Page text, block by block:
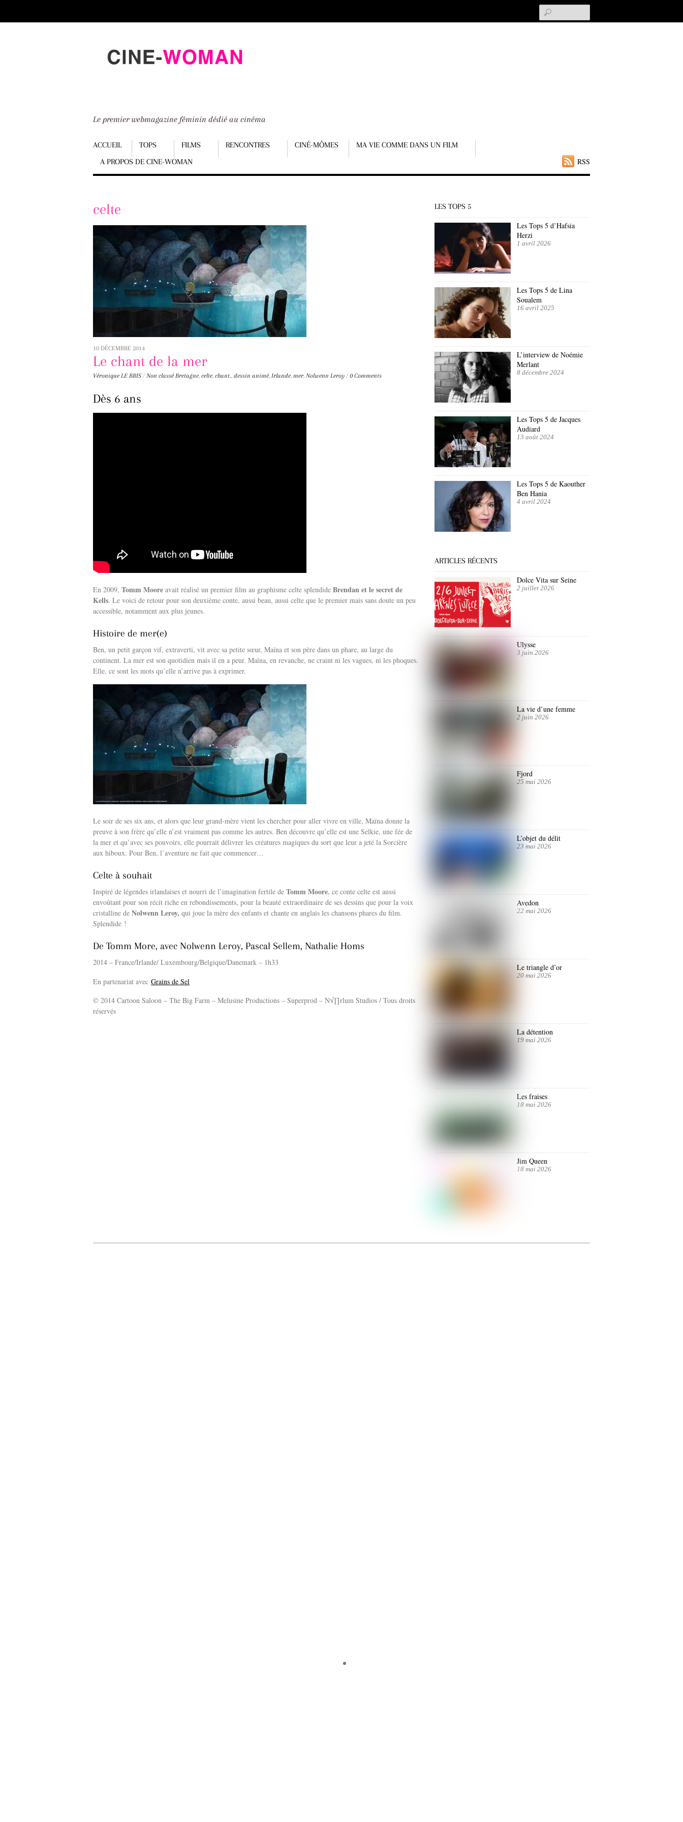
down
Le premier webmagazine féminin dédié au cinéma
RSS
Menu
ACCUEIL TOPS FILMS RENCONTRES CINÉ-MÔMES
MA VIE COMME DANS UN FILM
A PROPOS DE CINE-WOMAN
Scroll
content
celte
10 DÉCEMBRE 2014
Le chant de la mer
Véronique LE BRIS / Non classé Bretagne, celte, chant., dessin animé, Irlande, mer, Nolwenn Leroy / 0 Comments
Dès 6 ans
En 2009, Tomm Moore avait réalisé un premier film au graphisme celte splendide Brendan et le secret de
Kells. Le voici de retour pour son deuxième conte, aussi beau, aussi celte que le premier mais sans doute un peu
accessible, notamment aux plus jeunes.
Histoire de mer(e)
Ben, un petit garçon vif, extraverti, vit avec sa petite sœur, Maïna et son père dans un phare, au large du
continent. La mer est son quotidien mais il en a peur. Maïna, en revanche, ne craint ni les vagues, ni les phoques.
Elle, ce sont les mots qu’elle n’arrive pas à exprimer.
Le soir de ses six ans, et alors que leur grand-mère vient les chercher pour aller vivre en ville, Maïna donne la
preuve à son frère qu’elle n’est vraiment pas comme les autres. Ben découvre qu’elle est une Selkie, une fée de
la mer et qu’avec ses pouvoirs, elle pourrait délivrer les créatures magiques du sort que leur a jeté la Sorcière
aux hiboux. Pour Ben, l’aventure ne fait que commencer…
Celte à souhait
Inspiré de légendes irlandaises et nourri de l’imagination fertile de Tomm Moore, ce conte celte est aussi
envoûtant pour son récit riche en rebondissements, pour la beauté extraordinaire de ses dessins que pour la voix
cristalline de Nolwenn Leroy, qui joue la mère des enfants et chante en anglais les chansons phares du film.
Splendide !
De Tomm More, avec Nolwenn Leroy, Pascal Sellem, Nathalie Homs
2014 – France/Irlande/ Luxembourg/Belgique/Danemark – 1h33
En partenariat avec Grains de Sel
© 2014 Cartoon Saloon – The Big Farm – Melusine Productions – Superprod – N√∏rlum Studios / Tous droits
réservés
LES TOPS 5
Les Tops 5 d’Hafsia
Herzi
1 avril 2026
Les Tops 5 de Lina
Soualem
16 avril 2025
L’interview de Noémie
Merlant
8 décembre 2024
Les Tops 5 de Jacques
Audiard
13 août 2024
Les Tops 5 de Kaouther
Ben Hania
4 avril 2024
ARTICLES RÉCENTS
Dolce Vita sur Seine
2 juillet 2026
Ulysse
3 juin 2026
La vie d’une femme
2 juin 2026
Fjord
25 mai 2026
L’objet du délit
23 mai 2026
Avedon
22 mai 2026
Le triangle d’or
20 mai 2026
La détention
19 mai 2026
Les fraises
18 mai 2026
Jim Queen
18 mai 2026